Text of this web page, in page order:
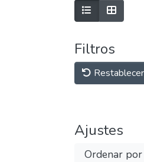
Filtros
Ajustes
Ordenar por